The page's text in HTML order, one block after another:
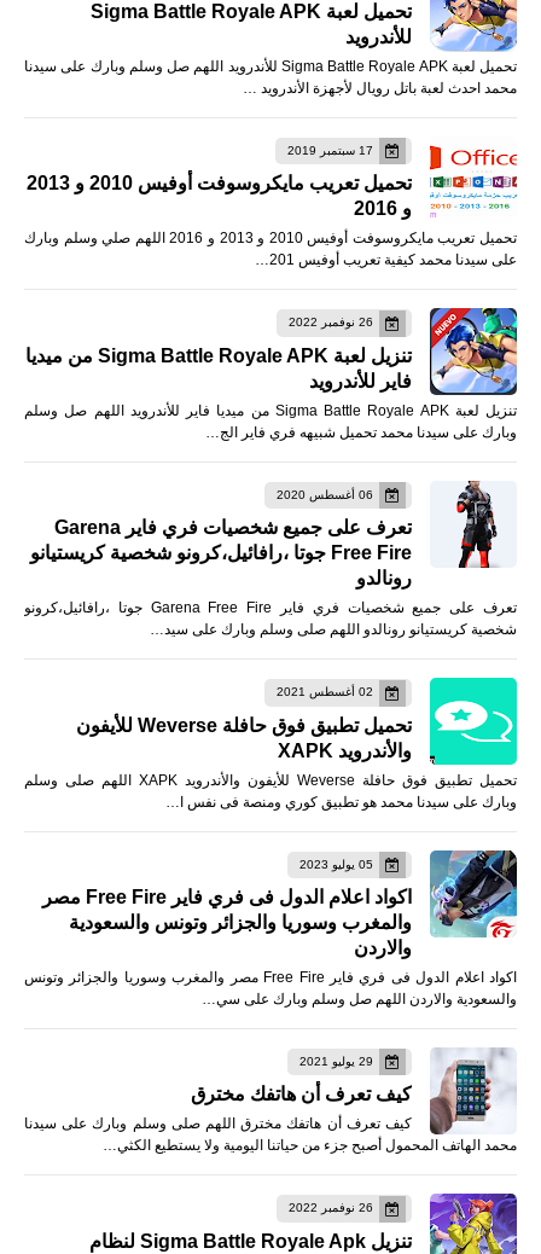
تحميل لعبة Sigma Battle Royale APK
للأندرويد
تحميل لعبة Sigma Battle Royale APK للأندرويد اللهم صل وسلم وبارك على سيدنا
محمد احدث لعبة باتل رويال لأجهزة الأندرويد …
17 سبتمبر 2019
تحميل تعريب مايكروسوفت أوفيس 2010 و 2013
و 2016
تحميل تعريب مايكروسوفت أوفيس 2010 و 2013 و 2016 اللهم صلي وسلم وبارك
على سيدنا محمد كيفية تعريب أوفيس 201…
26 نوفمبر 2022
تنزيل لعبة Sigma Battle Royale APK من ميديا
فاير للأندرويد
تنزيل لعبة Sigma Battle Royale APK من ميديا فاير للأندرويد اللهم صل وسلم
وبارك على سيدنا محمد تحميل شبيهه فري فاير الج…
06 أغسطس 2020
تعرف على جميع شخصيات فري فاير Garena
Free Fire جوتا ،رافائيل،كرونو شخصية كريستيانو
رونالدو
تعرف على جميع شخصيات فري فاير Garena Free Fire جوتا ،رافائيل،كرونو
شخصية كريستيانو رونالدو اللهم صلى وسلم وبارك على سيد…
02 أغسطس 2021
تحميل تطبيق فوق حافلة Weverse للأيفون
والأندرويد XAPK
تحميل تطبيق فوق حافلة Weverse للأيفون والأندرويد XAPK اللهم صلى وسلم
وبارك على سيدنا محمد هو تطبيق كوري ومنصة فى نفس ا…
05 يوليو 2023
اكواد اعلام الدول فى فري فاير Free Fire مصر
والمغرب وسوريا والجزائر وتونس والسعودية
والاردن
اكواد اعلام الدول فى فري فاير Free Fire مصر والمغرب وسوريا والجزائر وتونس
والسعودية والاردن اللهم صل وسلم وبارك على سي…
29 يوليو 2021
كيف تعرف أن هاتفك مخترق
كيف تعرف أن هاتفك مخترق اللهم صلى وسلم وبارك على سيدنا
محمد الهاتف المحمول أصبح جزء من حياتنا اليومية ولا يستطيع الكثي…
26 نوفمبر 2022
تنزيل Sigma Battle Royale Apk لنظام